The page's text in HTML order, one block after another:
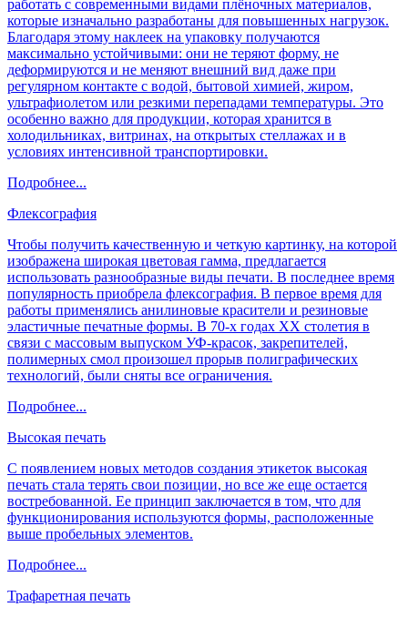
работать с современными видами плёночных материалов,
которые изначально разработаны для повышенных нагрузок.
Благодаря этому наклеек на упаковку получаются
максимально устойчивыми: они не теряют форму, не
деформируются и не меняют внешний вид даже при
регулярном контакте с водой, бытовой химией, жиром,
ультрафиолетом или резкими перепадами температуры. Это
особенно важно для продукции, которая хранится в
холодильниках, витринах, на открытых стеллажах и в
условиях интенсивной транспортировки.
Подробнее...
Флексография
Чтобы получить качественную и четкую картинку, на которой
изображена широкая цветовая гамма, предлагается
использовать разнообразные виды печати. В последнее время
популярность приобрела флексография. В первое время для
работы применялись анилиновые красители и резиновые
эластичные печатные формы. В 70-х годах ХХ столетия в
связи с массовым выпуском УФ-красок, закрепителей,
полимерных смол произошел прорыв полиграфических
технологий, были сняты все ограничения.
Подробнее...
Высокая печать
С появлением новых методов создания этикеток высокая
печать стала терять свои позиции, но все же еще остается
востребованной. Ее принцип заключается в том, что для
функционирования используются формы, расположенные
выше пробельных элементов.
Подробнее...
Трафаретная печать